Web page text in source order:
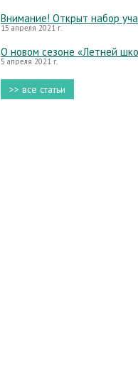
Внимание! Открыт набор
15 апреля 2021 г.
О новом сезоне «Летней
5 апреля 2021 г.
>> все статьи